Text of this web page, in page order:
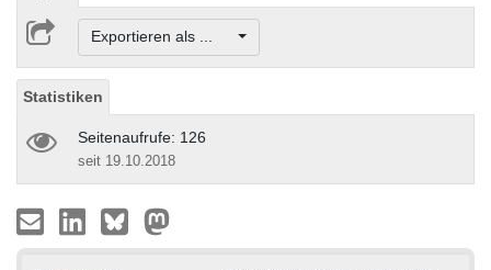
Exportieren als ...
Statistiken
Seitenaufrufe: 126
seit 19.10.2018